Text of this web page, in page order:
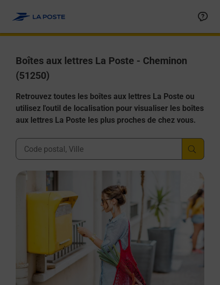
Boîtes aux lettres La Poste - Cheminon
(51250)
Retrouvez toutes les boîtes aux lettres La Poste ou
utilisez l'outil de localisation pour visualiser les boîtes
aux lettres La Poste les plus proches de chez vous.
Ville, Département, Code Postal